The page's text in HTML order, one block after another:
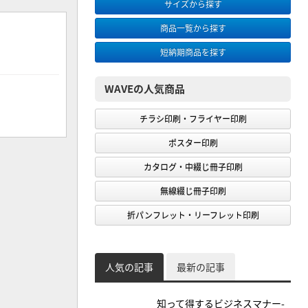
サイズから探す
商品一覧から探す
短納期商品を探す
WAVEの人気商品
チラシ印刷・フライヤー印刷
ポスター印刷
カタログ・中綴じ冊子印刷
無線綴じ冊子印刷
折パンフレット・リーフレット印刷
人気の記事 最新の記事
知って得するビジネスマナー-